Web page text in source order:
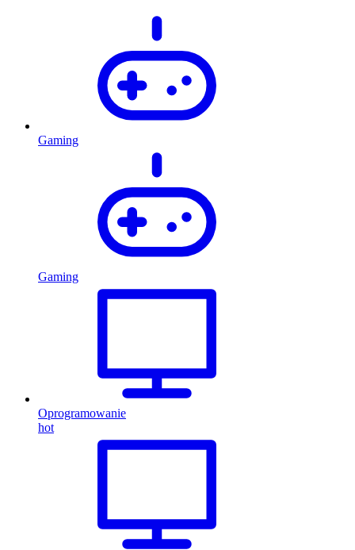
Gaming
Gaming
Oprogramowanie
hot